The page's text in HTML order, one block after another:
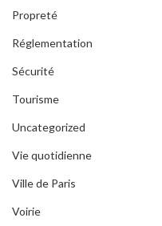
Propreté
Réglementation
Sécurité
Tourisme
Uncategorized
Vie quotidienne
Ville de Paris
Voirie